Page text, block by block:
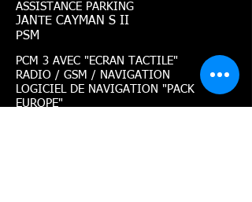
ASSISTANCE PARKING
JANTE CAYMAN S II
PSM
PCM 3 AVEC "ECRAN TACTILE"
RADIO / GSM / NAVIGATION
LOGICIEL DE NAVIGATION "PACK
EUROPE"